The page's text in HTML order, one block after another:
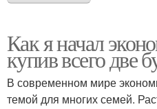
Как я начал
купив всего две
В современном мире
темой для многих семей.